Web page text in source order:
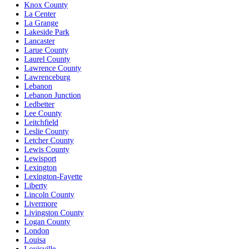
Knox County
La Center
La Grange
Lakeside Park
Lancaster
Larue County
Laurel County
Lawrence County
Lawrenceburg
Lebanon
Lebanon Junction
Ledbetter
Lee County
Leitchfield
Leslie County
Letcher County
Lewis County
Lewisport
Lexington
Lexington-Fayette
Liberty
Lincoln County
Livermore
Livingston County
Logan County
London
Louisa